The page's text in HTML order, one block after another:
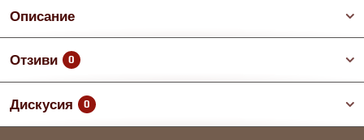
Описание
Отзиви 0
Дискусия 0